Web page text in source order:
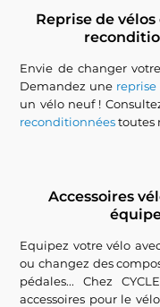
Reprise de
Envie de changer
Demandez une
un vélo neuf !
reconditionnéestoutes
Accessoires
Equipez votre vélo
ou changez des
pédales... Chez
accessoires pour le